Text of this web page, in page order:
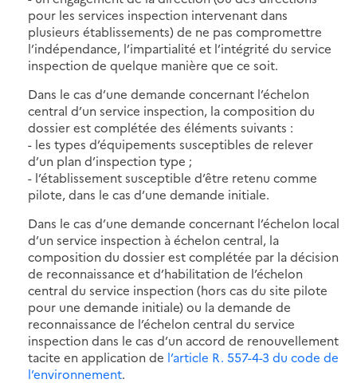
pour les services inspection intervenant dans
plusieurs établissements) de ne pas compromettre
l’indépendance, l’impartialité et l’intégrité du service
inspection de quelque manière que ce soit.
Dans le cas d’une demande concernant l’échelon
central d’un service inspection, la composition du
dossier est complétée des éléments suivants :
- les types d’équipements susceptibles de relever
d’un plan d’inspection type ;
- l’établissement susceptible d’être retenu comme
pilote, dans le cas d’une demande initiale.
Dans le cas d’une demande concernant l’échelon local
d’un service inspection à échelon central, la
composition du dossier est complétée par la décision
de reconnaissance et d’habilitation de l’échelon
central du service inspection (hors cas du site pilote
pour une demande initiale) ou la demande de
reconnaissance de l’échelon central du service
inspection dans le cas d’un accord de renouvellement
tacite en application de l’article R. 557-4-3 du code de
l’environnement.